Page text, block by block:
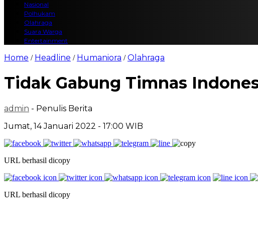
Nasional
Polhukam
Olahraga
Suara Warga
Entertainment
Home / Headline / Humaniora /Olahraga
Tidak Gabung Timnas
admin - Penulis Berita
Jumat, 14 Januari 2022 - 17:00 WIB
URL berhasil dicopy
URL berhasil dicopy